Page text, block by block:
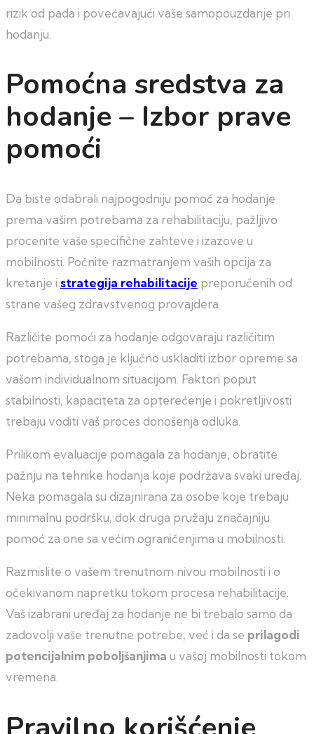
rizik od pada i povećavajući vaše samopouzdanje pri
hodanju.
Pomoćna sredstva za
hodanje – Izbor prave
pomoći
Da biste odabrali najpogodniju pomoć za hodanje
prema vašim potrebama za rehabilitaciju, pažljivo
procenite vaše specifične zahteve i izazove u
mobilnosti. Počnite razmatranjem vaših opcija za
kretanje i strategija rehabilitacije preporučenih od
strane vašeg zdravstvenog provajdera.
Različite pomoći za hodanje odgovaraju različitim
potrebama, stoga je ključno uskladiti izbor opreme sa
vašom individualnom situacijom. Faktori poput
stabilnosti, kapaciteta za opterećenje i pokretljivosti
trebaju voditi vaš proces donošenja odluka.
Prilikom evaluacije pomagala za hodanje, obratite
pažnju na tehnike hodanja koje podržava svaki uređaj.
Neka pomagala su dizajnirana za osobe koje trebaju
minimalnu podršku, dok druga pružaju značajniju
pomoć za one sa većim ograničenjima u mobilnosti.
Razmislite o vašem trenutnom nivou mobilnosti i o
očekivanom napretku tokom procesa rehabilitacije.
Vaš izabrani uređaj za hodanje ne bi trebalo samo da
zadovolji vaše trenutne potrebe, već i da se prilagodi
potencijalnim poboljšanjima u vašoj mobilnosti tokom
vremena.